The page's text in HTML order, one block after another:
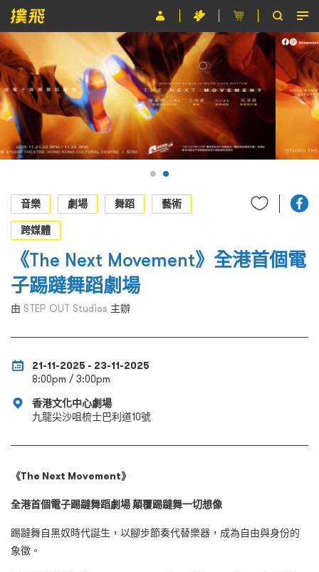
節目
主辦單位
關於撲飛
條款及細則
音樂
劇場 舞蹈 藝術
跨媒體
《The Next Movement》全港首個電
子踢躂舞蹈劇場
由 STEP OUT Studios 主辦
21-11-2025 - 23-11-2025
8:00pm / 3:00pm
香港文化中心劇場
九龍尖沙咀梳士巴利道10號
《The Next Movement》
全港首個電子踢躂舞蹈劇場 顛覆踢躂舞一切想像
踢躂舞自黑奴時代誕生，以腳步節奏代替樂器，成為自由與身份的
象徵。